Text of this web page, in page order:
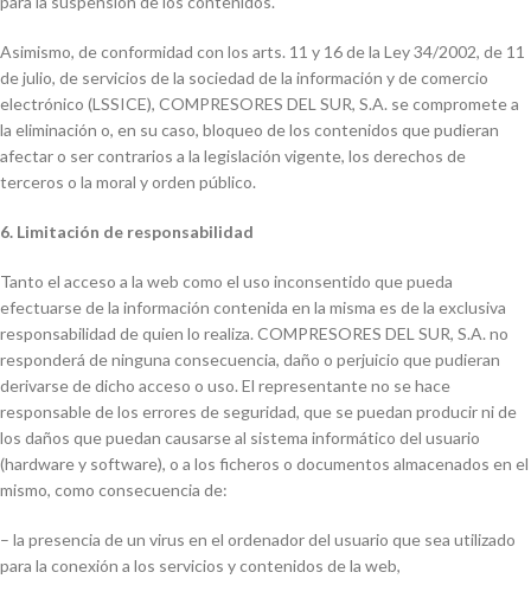
Asimismo, de conformidad con los arts. 11 y 16 de la Ley 34/2002, de 11
de julio, de servicios de la sociedad de la información y de comercio
electrónico (LSSICE), COMPRESORES DEL SUR, S.A. se compromete a
la eliminación o, en su caso, bloqueo de los contenidos que pudieran
afectar o ser contrarios a la legislación vigente, los derechos de
terceros o la moral y orden público.
6. Limitación de responsabilidad
Tanto el acceso a la web como el uso inconsentido que pueda
efectuarse de la información contenida en la misma es de la exclusiva
responsabilidad de quien lo realiza. COMPRESORES DEL SUR, S.A. no
responderá de ninguna consecuencia, daño o perjuicio que pudieran
derivarse de dicho acceso o uso. El representante no se hace
responsable de los errores de seguridad, que se puedan producir ni de
los daños que puedan causarse al sistema informático del usuario
(hardware y software), o a los ficheros o documentos almacenados en el
mismo, como consecuencia de:
– la presencia de un virus en el ordenador del usuario que sea utilizado
para la conexión a los servicios y contenidos de la web,